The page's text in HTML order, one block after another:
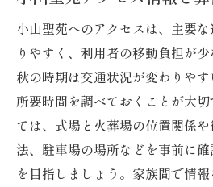
小山聖苑へのアクセスは、主要
りやすく、利用者の移動負担が
秋の時期は交通状況が変わりや
所要時間を調べておくことが大
ては、式場と火葬場の位置関係
法、駐車場の場所などを事前に
を目指しましょう。家族間で情